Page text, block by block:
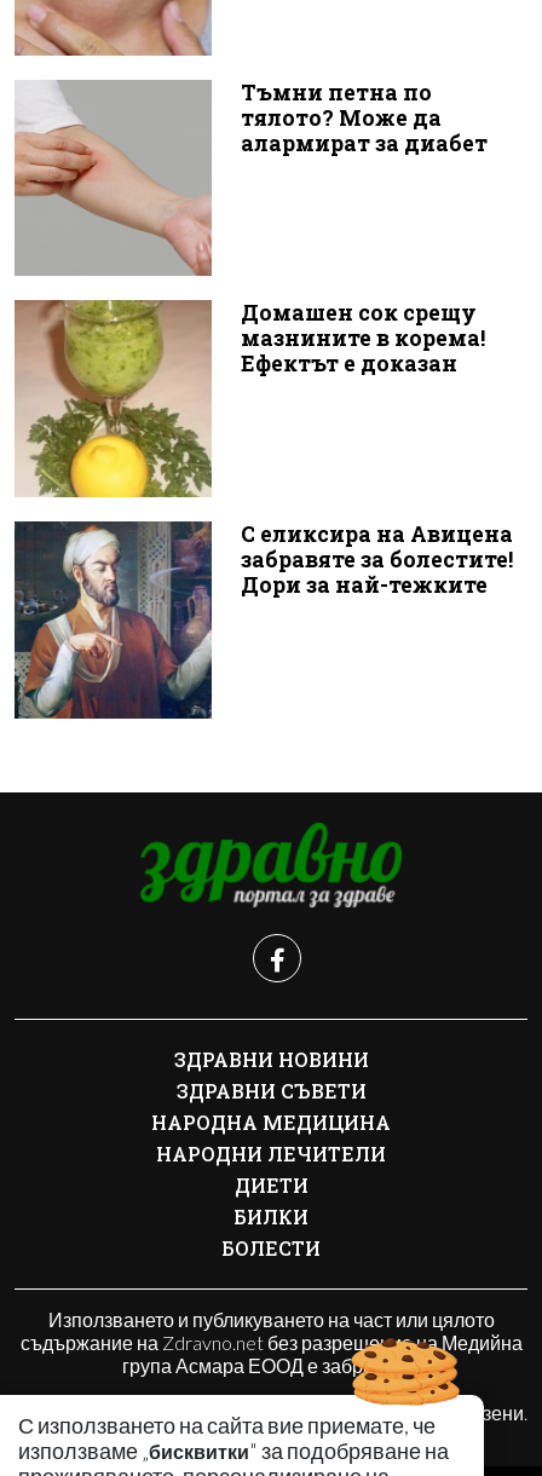
Тъмни петна по
тялото? Може да
алармират за диабет
Домашен сок срещу
мазнините в корема!
Ефектът е доказан
С еликсира на Авицена
забравяте за болестите!
Дори за най-тежките
С използването на сайта вие приемате, че
използваме „бисквитки" за подобряване на
ЗДРАВНИ НОВИНИ
ЗДРАВНИ СЪВЕТИ
НАРОДНА МЕДИЦИНА
НАРОДНИ ЛЕЧИТЕЛИ
ДИЕТИ
БИЛКИ
БОЛЕСТИ
Използването и публикуването на част или цялото
съдържание на Zdravno.net без разрешение на Медийна
група Асмара ЕООД е забранено.
© 2017 - 2026 | Zdravno.net. Всички права запазени.